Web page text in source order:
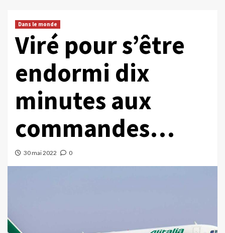
Dans le monde
Viré pour s’être
endormi dix
minutes aux
commandes…
30 mai 2022 0